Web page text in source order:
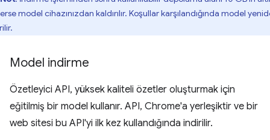
model cihazınızdan kaldırılır. Koşullar karşılandığında model
Model indirme
Özetleyici API, yüksek kaliteli özetler oluşturmak için
eğitilmiş bir model kullanır. API, Chrome'a yerleşiktir ve bir
web sitesi bu API'yi ilk kez kullandığında indirilir.